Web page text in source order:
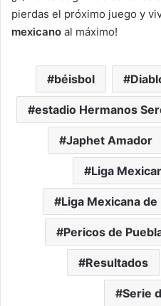
pierdas el próximo juego y
mexicano al máximo!
béisbol
estadio Hermanos
Japhet Amador
Liga
Liga Mexicana de
Pericos de
Resultados
Serie